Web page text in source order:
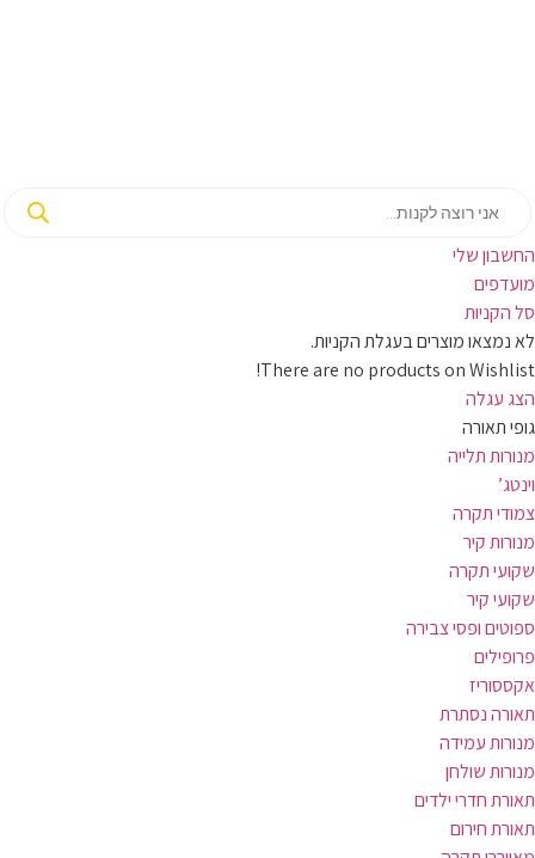
search
החשבון שלי‬
‫מועדפים‬‬
סל הקניות
לא נמצאו מוצרים בעגלת הקניות.
There are no products on Wishlist!
הצג עגלה
גופי תאורה
מנורות תלייה
וינטג’
צמודי תקרה
מנורות קיר
שקועי תקרה
שקועי קיר
ספוטים ופסי צבירה
פרופילים
אקססוריז
תאורה נסתרת
מנורות עמידה
מנורות שולחן
תאורת חדרי ילדים
תאורת חירום